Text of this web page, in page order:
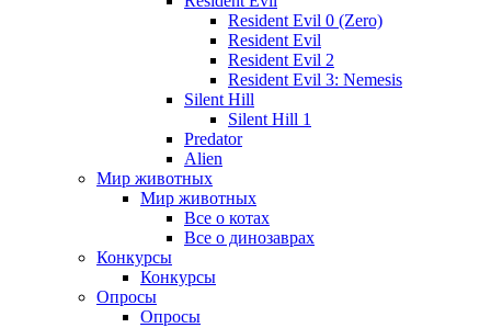
Resident Evil 0 (Zero)
Resident Evil
Resident Evil 2
Resident Evil 3: Nemesis
Silent Hill
Silent Hill 1
Predator
Alien
Мир животных
Мир животных
Все о котах
Все о динозаврах
Конкурсы
Конкурсы
Опросы
Опросы